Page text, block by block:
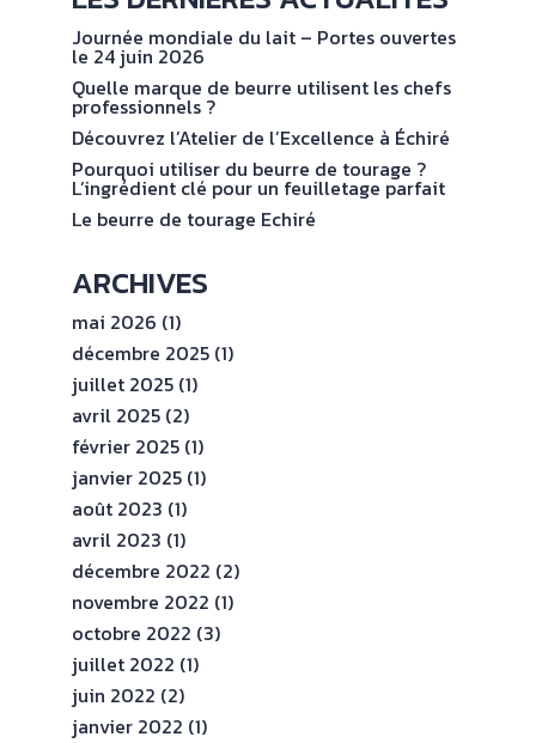
NOS
ENGAGEMENTS
ESPACE
PROFESSIONNEL
CONTACT
Journée mondiale du lait – Portes ouvertes
le 24 juin 2026
Quelle marque de beurre utilisent les chefs
professionnels ?
Découvrez l’Atelier de l’Excellence à Échiré
Pourquoi utiliser du beurre de tourage ?
L’ingrédient clé pour un feuilletage parfait
Le beurre de tourage Echiré
ARCHIVES
mai 2026 (1)
décembre 2025 (1)
juillet 2025 (1)
avril 2025 (2)
février 2025 (1)
janvier 2025 (1)
août 2023 (1)
avril 2023 (1)
décembre 2022 (2)
novembre 2022 (1)
octobre 2022 (3)
juillet 2022 (1)
juin 2022 (2)
janvier 2022 (1)